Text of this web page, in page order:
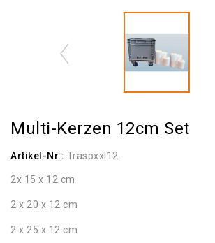
Multi-Kerzen 12cm Set
Artikel-Nr.: Traspxxl12
2x 15 x 12 cm
2 x 20 x 12 cm
2 x 25 x 12 cm